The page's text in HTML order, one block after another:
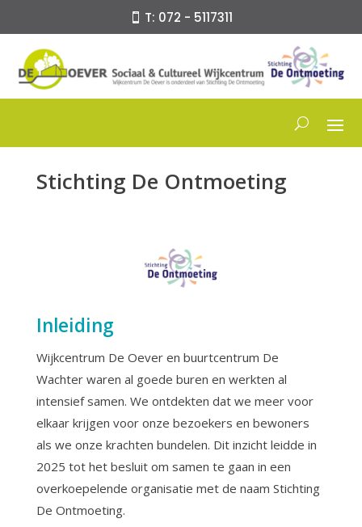
T: 072 - 5117311
Stichting De Ontmoeting
Inleiding
Wijkcentrum De Oever en buurtcentrum De
Wachter waren al goede buren en werkten al
intensief samen. We ontdekten dat we meer voor
elkaar krijgen voor onze bezoekers en bewoners
als we onze krachten bundelen. Dit inzicht leidde in
2025 tot het besluit om samen te gaan in een
overkoepelende organisatie met de naam Stichting
De Ontmoeting.